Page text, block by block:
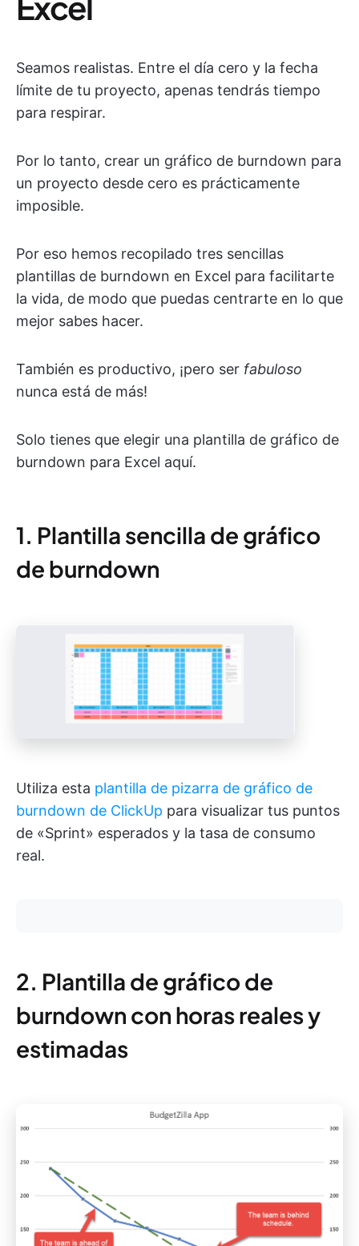
Seamos realistas. Entre el día cero y la fecha
límite de tu proyecto, apenas tendrás tiempo
para respirar.
Por lo tanto, crear un gráfico de burndown para
un proyecto desde cero es prácticamente
imposible.
Por eso hemos recopilado tres sencillas
plantillas de burndown en Excel para facilitarte
la vida, de modo que puedas centrarte en lo que
mejor sabes hacer.
También es productivo, ¡pero ser fabuloso
nunca está de más!
Solo tienes que elegir una plantilla de gráfico de
burndown para Excel aquí.
1. Plantilla sencilla de gráfico
de burndown
Utiliza esta plantilla de pizarra de gráfico de
burndown de ClickUp para visualizar tus puntos
de «Sprint» esperados y la tasa de consumo
real.
2. Plantilla de gráfico de
burndown con horas reales y
estimadas